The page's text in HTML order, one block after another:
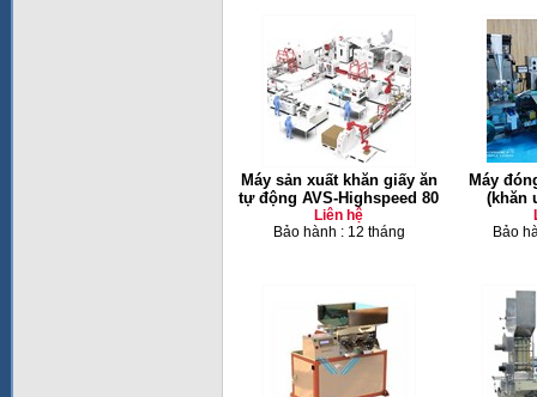
Máy sản xuất khăn giấy ăn
tự động AVS-Highspeed 80
Liên hệ
Bảo hành : 12 tháng
Máy
(khăn
Bảo